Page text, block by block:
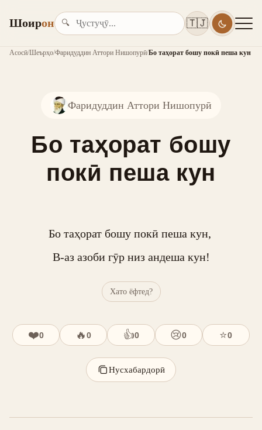
Шоирон 🔍 🇹🇯
Асосӣ/Шеърҳо/Фаридуддин Аттори Нишопурӣ/Бо таҳорат бошу покӣ пеша кун
Фаридуддин Аттори Нишопурӣ
Бо таҳорат бошу
покӣ пеша кун
Бо таҳорат бошу покӣ пеша кун,
В-аз азоби гӯр низ андеша кун!
Хато ёфтед?
❤️0 🔥0 👍0 😢0 ⭐0
Нусхабардорӣ